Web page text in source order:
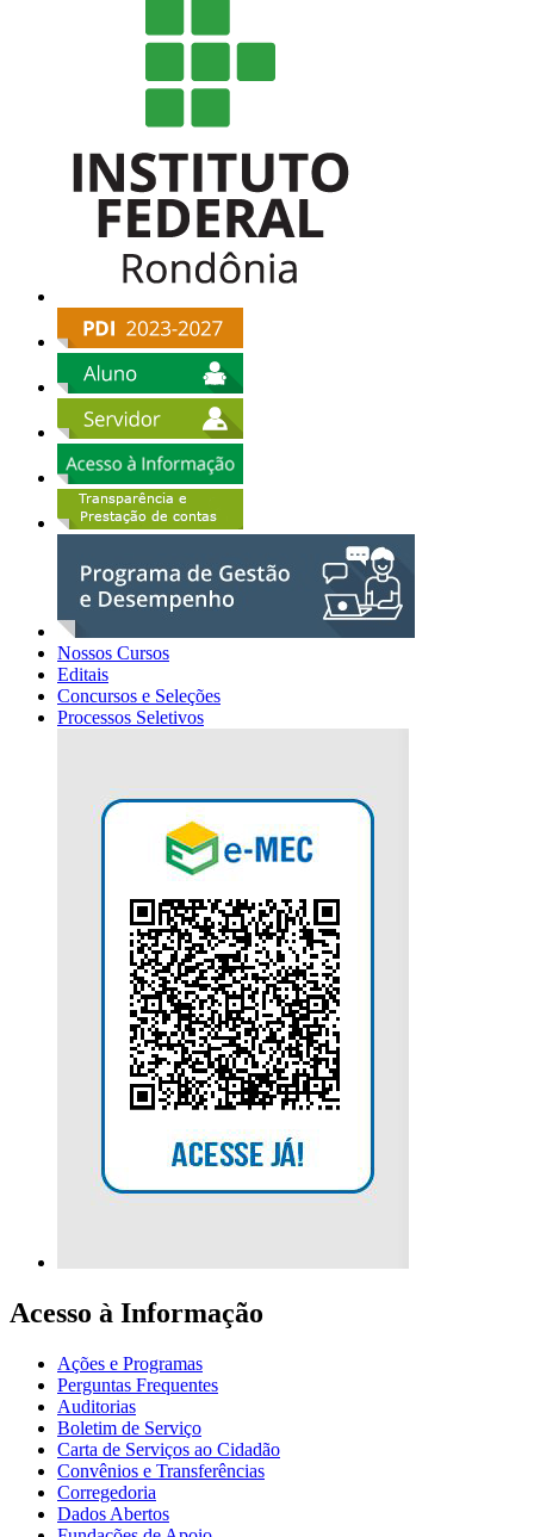
Nossos Cursos
Editais
Concursos e Seleções
Processos Seletivos
Acesso à Informação
Ações e Programas
Perguntas Frequentes
Auditorias
Boletim de Serviço
Carta de Serviços ao Cidadão
Convênios e Transferências
Corregedoria
Dados Abertos